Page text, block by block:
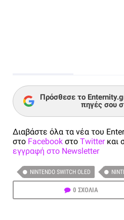
Πρόσθεσε το
πηγές σου
Διαβάστε όλα τα νέα του
στο Facebook στο Twitterκαι
εγγραφή στο Newsletter
NINTENDO SWITCH OLED
0 ΣΧΟΛΙΑ